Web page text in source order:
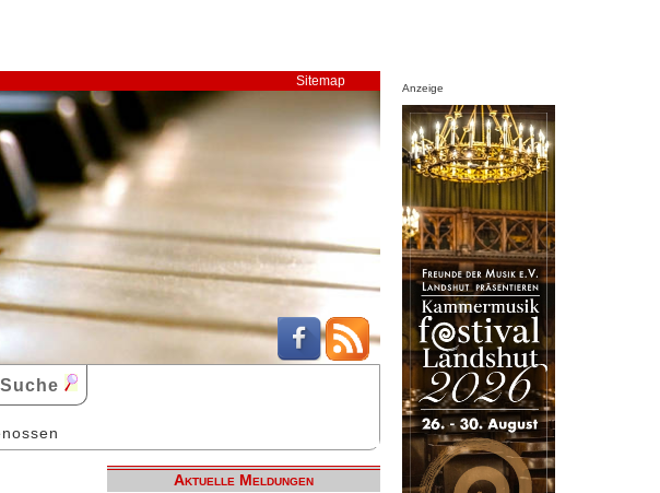
Sitemap
Suche
Aktuelle Meldungen
Anzeige